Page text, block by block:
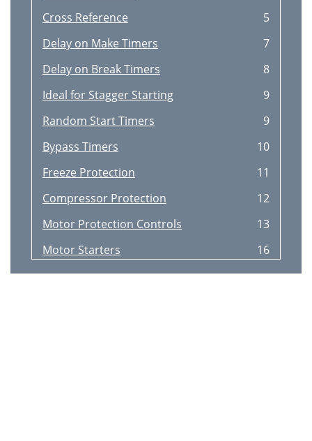
Cross Reference
5
Delay on Make Timers
7
Delay on Break Timers
8
Ideal for Stagger Starting
9
Random Start Timers
9
Bypass Timers
10
Freeze Protection
11
Compressor Protection
12
Motor Protection Controls
13
Motor Starters
16
Series UMSR
20